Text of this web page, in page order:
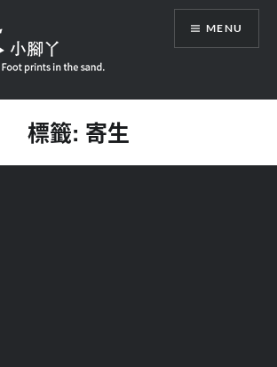
prints in the sand.
MENU
標籤: 寄生